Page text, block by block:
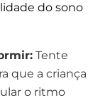
do sono
Tente
que a criança
o ritmo